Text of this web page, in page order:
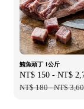
鮪魚頭丁 1公斤
Sale
price
NT$ 150 - NT$
NT$ 180-NT$